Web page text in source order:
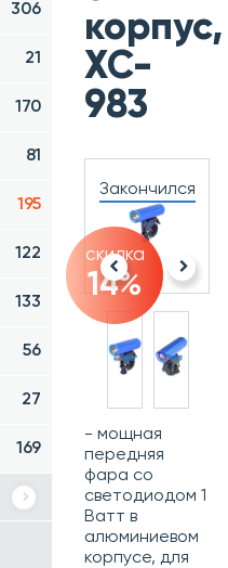
306
21
170
81
195
122
133
56
27
169
корпус,
XC-
983
Закончился
скидка
14%
- мощная
передняя
фара со
светодиодом 1
Ватт в
алюминиевом
корпусе, для